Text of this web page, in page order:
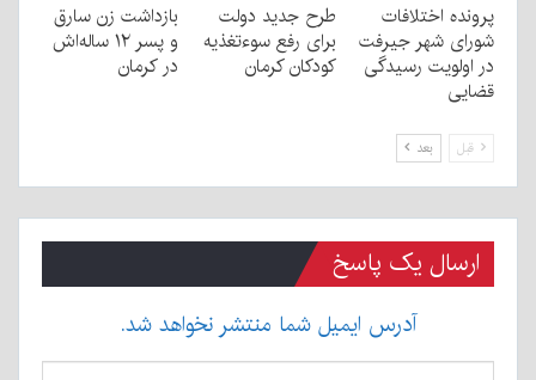
پرونده اختلافات
شورای شهر جیرفت
در اولویت رسیدگی
قضایی
طرح جدید دولت
برای رفع سوءتغذیه
کودکان کرمان
بازداشت زن سارق
و پسر ۱۲ ساله‌اش
در کرمان
قبل بعد
ارسال یک پاسخ
آدرس ایمیل شما منتشر نخواهد شد.